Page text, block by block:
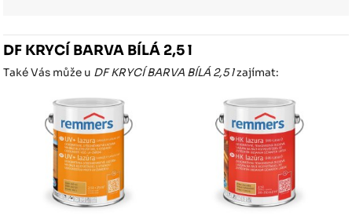
DF KRYCÍ BARVA BÍLÁ 2,5 l
Také Vás může u DF KRYCÍ BARVA BÍLÁ 2,5 lzajímat: